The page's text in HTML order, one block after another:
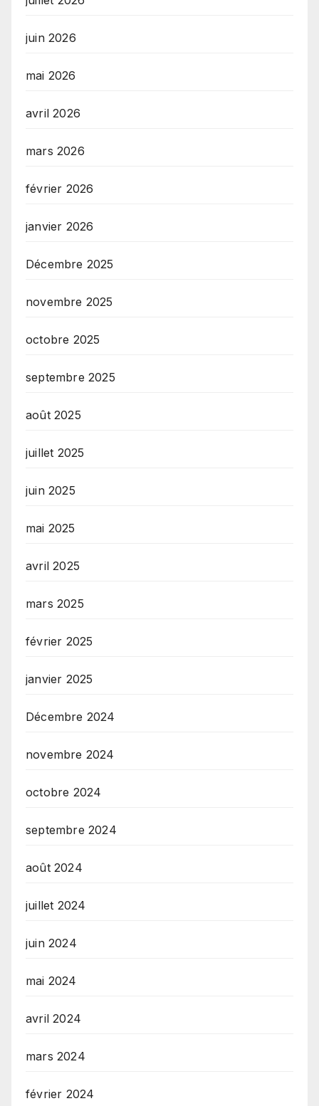
juin 2026
mai 2026
avril 2026
mars 2026
février 2026
janvier 2026
Décembre 2025
novembre 2025
octobre 2025
septembre 2025
août 2025
juillet 2025
juin 2025
mai 2025
avril 2025
mars 2025
février 2025
janvier 2025
Décembre 2024
novembre 2024
octobre 2024
septembre 2024
août 2024
juillet 2024
juin 2024
mai 2024
avril 2024
mars 2024
février 2024